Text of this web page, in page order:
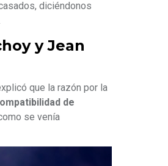
diciéndonos
y Jean
que la razón por la
de
se venía